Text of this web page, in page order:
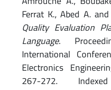
Ferrat K., Abed A.
Quality Evaluation
Language
.
International
Electronics
267-272.